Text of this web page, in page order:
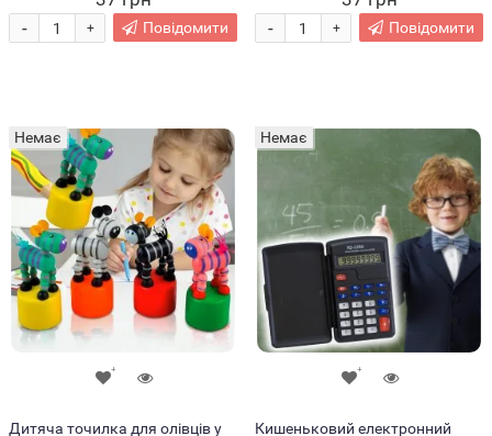
+
- Повідомити +
- Повідомити
Немає
Дитяча точилка для олівців у
Немає
Кишеньковий електронний